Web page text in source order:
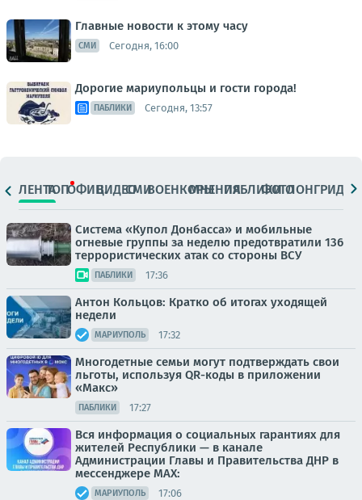
Главные новости к этому часу
СМИ Сегодня, 16:00
Дорогие мариупольцы и гости города!
ПАБЛИКИ Сегодня, 13:57
ЛЕНТАТОПОФИЦ.ВИДЕОСМИВОЕНКОРЫМНЕНИЯПАБЛИКИ
ФОТОЛОНГРИДЫ
Система «Купол Донбасса» и мобильные
огневые группы за неделю предотвратили 136
террористических атак со стороны ВСУ
ПАБЛИКИ 17:36
Антон Кольцов: Кратко об итогах уходящей
недели
МАРИУПОЛЬ 17:32
Многодетные семьи могут подтверждать свои
льготы, используя QR-коды в приложении
«Макс»
ПАБЛИКИ 17:27
Вся информация о социальных гарантиях для
жителей Республики — в канале
Администрации Главы и Правительства ДНР в
мессенджере MAX:
МАРИУПОЛЬ 17:06